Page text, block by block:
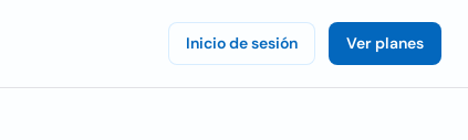
Inicio de sesión Ver planes